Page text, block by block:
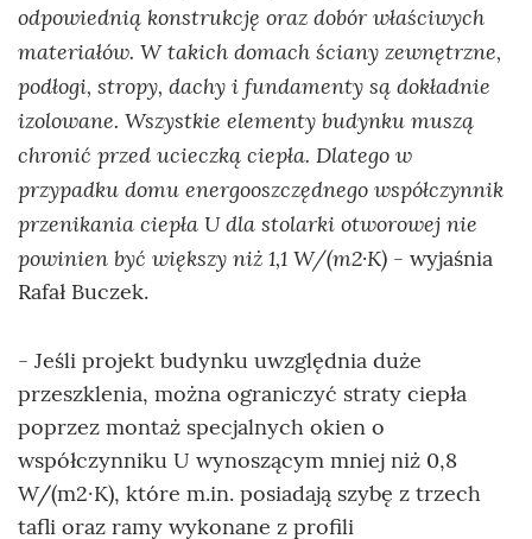
odpowiednią konstrukcję oraz dobór właściwych
materiałów. W takich domach ściany zewnętrzne,
podłogi, stropy, dachy i fundamenty są dokładnie
izolowane. Wszystkie elementy budynku muszą
chronić przed ucieczką ciepła. Dlatego w
przypadku domu energooszczędnego współczynnik
przenikania ciepła U dla stolarki otworowej nie
powinien być większy niż 1,1 W/(m2·K) - wyjaśnia
Rafał Buczek.
- Jeśli projekt budynku uwzględnia duże
przeszklenia, można ograniczyć straty ciepła
poprzez montaż specjalnych okien o
współczynniku U wynoszącym mniej niż 0,8
W/(m2·K), które m.in. posiadają szybę z trzech
tafli oraz ramy wykonane z profili